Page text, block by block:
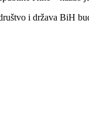
i država BiH